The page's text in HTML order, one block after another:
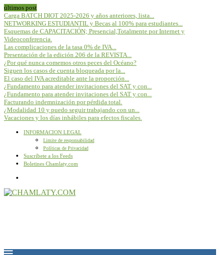
últimos post
Carga BATCH DIOT 2025-2026 y años anteriores, lista...
NETWORKING ESTUDIANTIL y Becas al 100% para estudiantes...
Esquemas de CAPACITACIÓN; Presencial,Totalmente por Internet y
Videoconferencia.
Las complicaciones de la tasa 0% de IVA...
Presentación de la edición 206 de la REVISTA...
¿Por qué nunca comemos otros peces del Océano?
Siguen los casos de cuenta bloqueada por la...
El caso del IVA acreditable ante la proporción...
¿Fundamento para atender invitaciones del SAT y con...
¿Fundamento para atender invitaciones del SAT y con...
Facturando indemnización por pérdida total.
¿Modalidad 10 y puedo seguir trabajando con un...
Vacaciones y los días inhábiles para efectos fiscales.
INFORMACION LEGAL
Limite de responsabilidad
Políticas de Privacidad
Suscríbete a los Feeds
Boletines Chamlaty.com